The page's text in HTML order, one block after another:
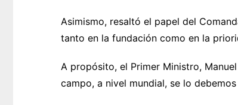
Asimismo, resaltó el papel del
tanto en la fundación como en la
A propósito, el Primer Ministro,
campo, a nivel mundial, se lo